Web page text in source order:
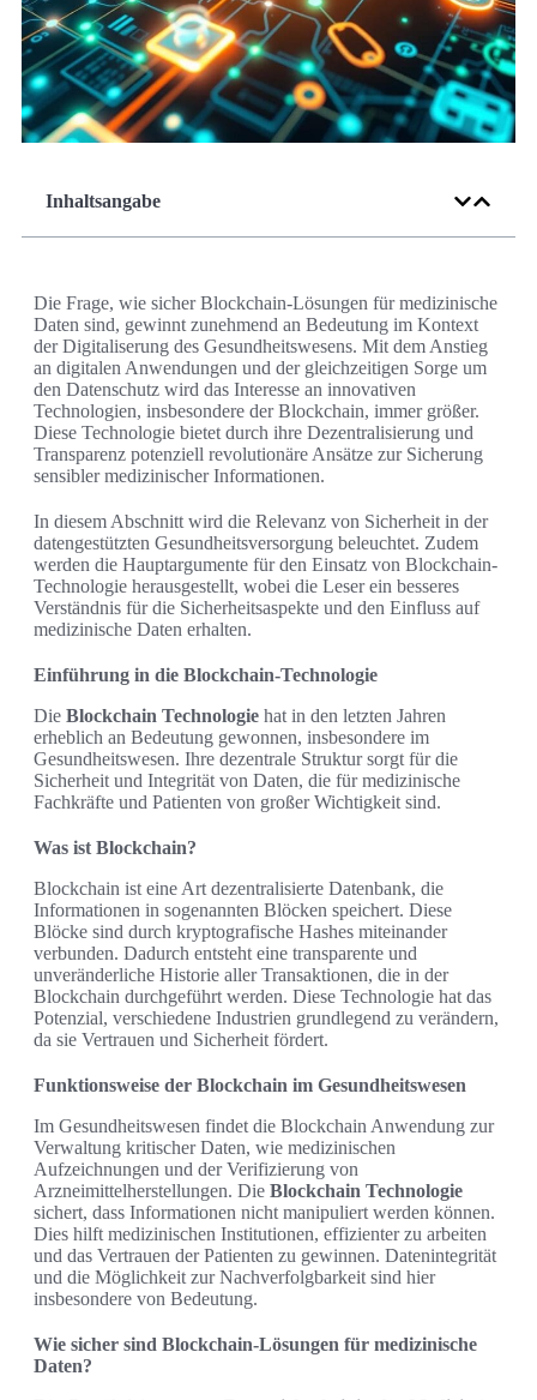
Inhaltsangabe
Die Frage, wie sicher Blockchain-Lösungen für medizinische
Daten sind, gewinnt zunehmend an Bedeutung im Kontext
der Digitaliserung des Gesundheitswesens. Mit dem Anstieg
an digitalen Anwendungen und der gleichzeitigen Sorge um
den Datenschutz wird das Interesse an innovativen
Technologien, insbesondere der Blockchain, immer größer.
Diese Technologie bietet durch ihre Dezentralisierung und
Transparenz potenziell revolutionäre Ansätze zur Sicherung
sensibler medizinischer Informationen.
In diesem Abschnitt wird die Relevanz von Sicherheit in der
datengestützten Gesundheitsversorgung beleuchtet. Zudem
werden die Hauptargumente für den Einsatz von Blockchain-
Technologie herausgestellt, wobei die Leser ein besseres
Verständnis für die Sicherheitsaspekte und den Einfluss auf
medizinische Daten erhalten.
Einführung in die Blockchain-Technologie
Die Blockchain Technologie hat in den letzten Jahren
erheblich an Bedeutung gewonnen, insbesondere im
Gesundheitswesen. Ihre dezentrale Struktur sorgt für die
Sicherheit und Integrität von Daten, die für medizinische
Fachkräfte und Patienten von großer Wichtigkeit sind.
Was ist Blockchain?
Blockchain ist eine Art dezentralisierte Datenbank, die
Informationen in sogenannten Blöcken speichert. Diese
Blöcke sind durch kryptografische Hashes miteinander
verbunden. Dadurch entsteht eine transparente und
unveränderliche Historie aller Transaktionen, die in der
Blockchain durchgeführt werden. Diese Technologie hat das
Potenzial, verschiedene Industrien grundlegend zu verändern,
da sie Vertrauen und Sicherheit fördert.
Funktionsweise der Blockchain im Gesundheitswesen
Im Gesundheitswesen findet die Blockchain Anwendung zur
Verwaltung kritischer Daten, wie medizinischen
Aufzeichnungen und der Verifizierung von
Arzneimittelherstellungen. Die Blockchain Technologie
sichert, dass Informationen nicht manipuliert werden können.
Dies hilft medizinischen Institutionen, effizienter zu arbeiten
und das Vertrauen der Patienten zu gewinnen. Datenintegrität
und die Möglichkeit zur Nachverfolgbarkeit sind hier
insbesondere von Bedeutung.
Wie sicher sind Blockchain-Lösungen für medizinische
Daten?